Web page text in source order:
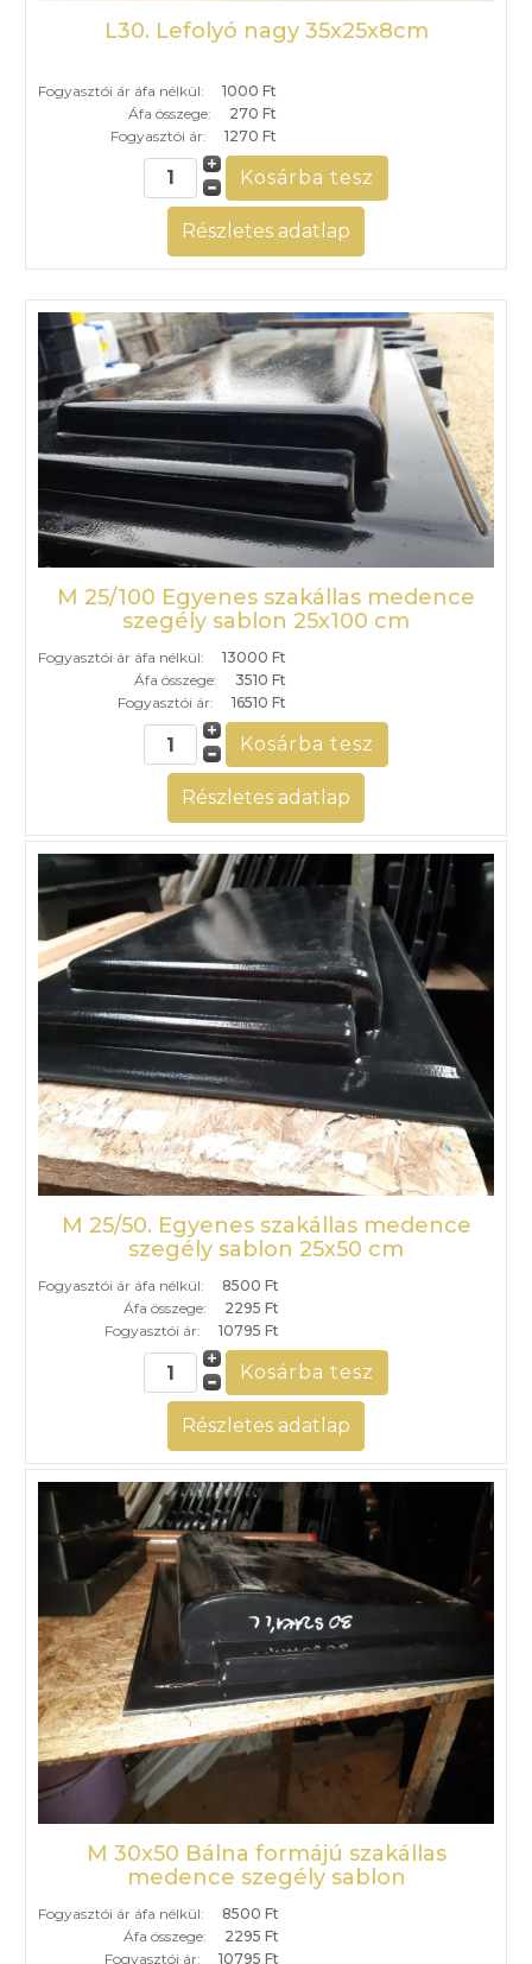
L30. Lefolyó nagy 35x25x8cm
Fogyasztói ár áfa nélkül:
1000 Ft
Áfa összege:
270 Ft
Fogyasztói ár:
1270 Ft
Részletes adatlap
M 25/100 Egyenes szakállas medence
szegély sablon 25x100 cm
Fogyasztói ár áfa nélkül:
13000 Ft
Áfa összege:
3510 Ft
Fogyasztói ár:
16510 Ft
Részletes adatlap
M 25/50. Egyenes szakállas medence
szegély sablon 25x50 cm
Fogyasztói ár áfa nélkül:
8500 Ft
Áfa összege:
2295 Ft
Fogyasztói ár:
10795 Ft
Részletes adatlap
M 30x50 Bálna formájú szakállas
medence szegély sablon
Fogyasztói ár áfa nélkül:
8500 Ft
Áfa összege:
2295 Ft
Fogyasztói ár:
10795 Ft